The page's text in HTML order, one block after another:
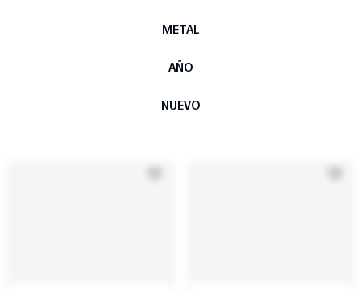
METAL
AÑO
NUEVO